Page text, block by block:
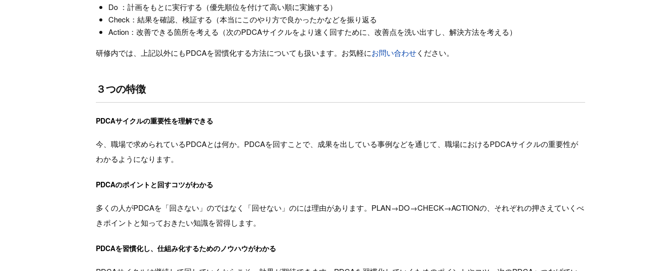
Do ：計画をもとに実行する（優先順位を付けて高い順に実施する）
Check：結果を確認、検証する（本当にこのやり方で良かったかなどを振り返る
Action：改善できる箇所を考える（次のPDCAサイクルをより速く回すために、改善点を洗い出すし、解決方法を考える）
研修内では、上記以外にもPDCAを習慣化する方法についても扱います。お気軽にお問い合わせください。
３つの特徴
PDCAサイクルの重要性を理解できる
今、職場で求められているPDCAとは何か。PDCAを回すことで、成果を出している事例などを通じて、職場におけるPDCAサイクルの重要性が
わかるようになります。
PDCAのポイントと回すコツがわかる
多くの人がPDCAを「回さない」のではなく「回せない」のには理由があります。PLAN→DO→CHECK→ACTIONの、それぞれの押さえていくべ
きポイントと知っておきたい知識を習得します。
PDCAを習慣化し、仕組み化するためのノウハウがわかる